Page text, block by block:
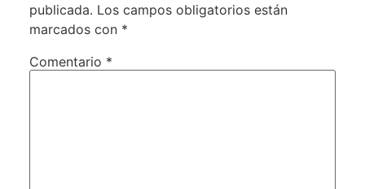
publicada. Los campos obligatorios están
marcados con *
Comentario *